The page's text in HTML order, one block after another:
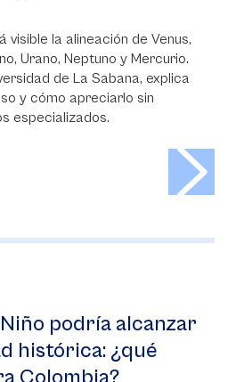
la alineación de Venus,
Urano, Neptuno y Mercurio.
de La Sabana, explica
y cómo apreciarlo sin
especializados.
podría alcanzar
histórica: ¿qué